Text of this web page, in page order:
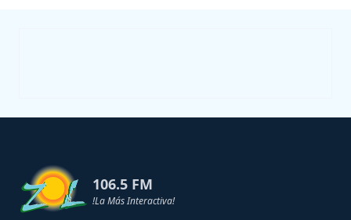
106.5 FM
!La Más Interactiva!